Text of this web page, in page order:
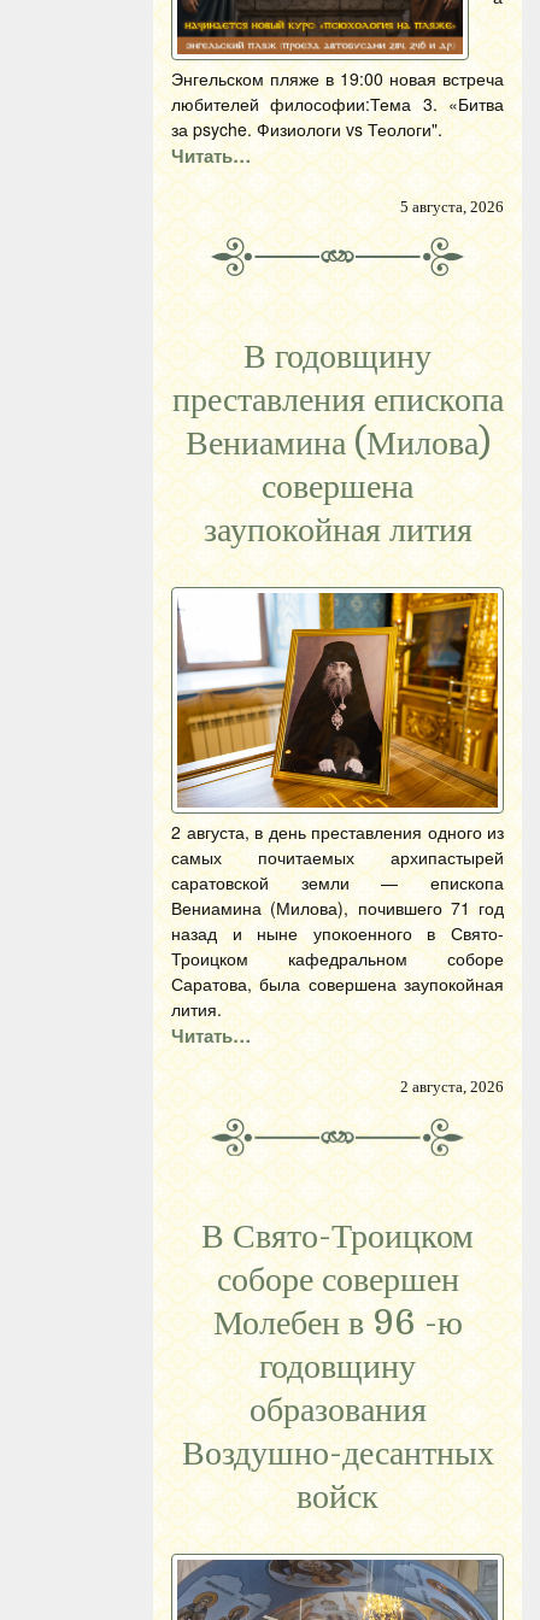
Энгельском пляже в 19:00 новая встреча
любителей философии:Тема 3. «Битва
за psyche. Физиологи vs Теологи".
Читать…
5 августа, 2026
В годовщину
преставления епископа
Вениамина (Милова)
совершена
заупокойная лития
2 августа, в день преставления одного из
самых почитаемых архипастырей
саратовской земли — епископа
Вениамина (Милова), почившего 71 год
назад и ныне упокоенного в Свято-
Троицком кафедральном соборе
Саратова, была совершена заупокойная
лития.
Читать…
2 августа, 2026
В Свято-Троицком
соборе совершен
Молебен в 96 -ю
годовщину
образования
Воздушно-десантных
войск